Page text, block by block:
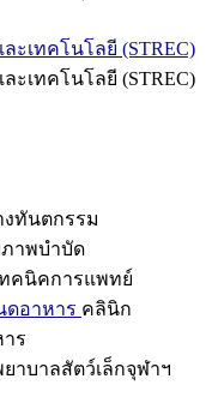
ะเทคโนโลยี (STREC)
ะเทคโนโลยี (STREC)
งทันตกรรม
าพบำบัด
คนิคการแพทย์
ดอาหาร คลินิก
ร
ยาบาลสัตว์เล็กจุฬาฯ